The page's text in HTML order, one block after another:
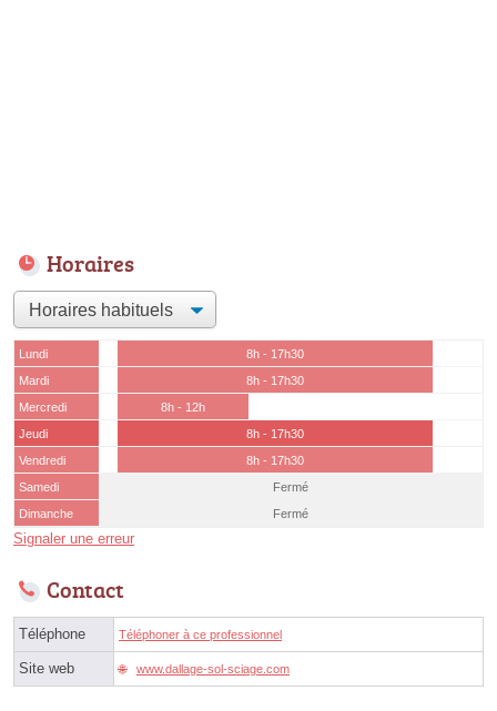
Horaires
Lundi
8h - 17h30
Mardi
8h - 17h30
Mercredi
8h - 12h
Jeudi
8h - 17h30
Vendredi
8h - 17h30
Samedi
Fermé
Dimanche
Fermé
Signaler une erreur
Contact
Téléphone Téléphoner à ce professionnel
Site web www.dallage-sol-sciage.com